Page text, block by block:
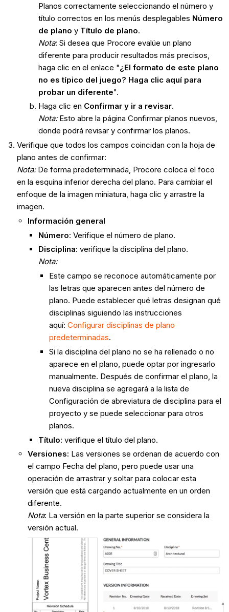
Planos correctamente seleccionando el número y
título correctos en los menús desplegables Número
de plano y Título de plano.
Nota: Si desea que Procore evalúe un plano
diferente para producir resultados más precisos,
haga clic en el enlace "¿El formato de este plano
no es típico del juego? Haga clic aquí para
probar un diferente".
Haga clic en Confirmar y ir a revisar.
Nota: Esto abre la página Confirmar planos nuevos,
donde podrá revisar y confirmar los planos.
Verifique que todos los campos coincidan con la hoja de
plano antes de confirmar:
Nota:De forma predeterminada, Procore coloca el foco
en la esquina inferior derecha del plano. Para cambiar el
enfoque de la imagen miniatura, haga clic y arrastre la
imagen.
Información general
Número: Verifique el número de plano.
Disciplina: verifique la disciplina del plano.
Nota:
Este campo se reconoce automáticamente por
las letras que aparecen antes del número de
plano. Puede establecer qué letras designan qué
disciplinas siguiendo las instrucciones
aquí: Configurar disciplinas de plano
predeterminadas.
Si la disciplina del plano no se ha rellenado o no
aparece en el plano, puede optar por ingresarlo
manualmente. Después de confirmar el plano, la
nueva disciplina se agregará a la lista de
Configuración de abreviatura de disciplina para el
proyecto y se puede seleccionar para otros
planos.
Título: verifique el título del plano.
Versiones: Las versiones se ordenan de acuerdo con
el campo Fecha del plano, pero puede usar una
operación de arrastrar y soltar para colocar esta
versión que está cargando actualmente en un orden
diferente.
Nota: La versión en la parte superior se considera la
versión actual.